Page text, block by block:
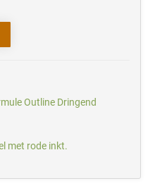
Outline Dringend
met rode inkt.